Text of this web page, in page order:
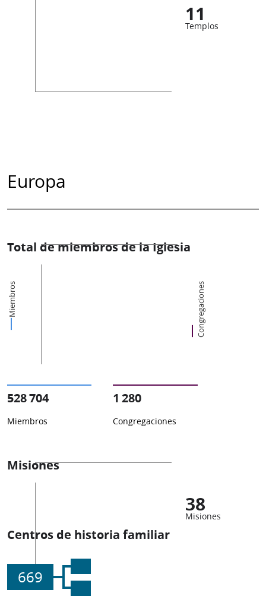
11
Templos
Europa
Total de miembros de la Iglesia
Miembros Congregaciones
528 704
Miembros
1 280
Congregaciones
Misiones
38
Misiones
Centros de historia familiar
669